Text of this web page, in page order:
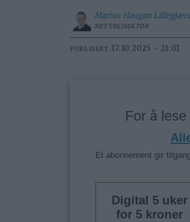
Marius Haugan
NETTREDAKTØR
PUBLISERT 17.10.2025 - 21:01
For å
Et abonnement gir
Digital 5 uker
for 5 kroner